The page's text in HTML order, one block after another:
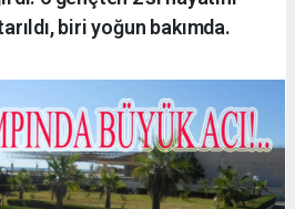
biri yoğun bakımda.